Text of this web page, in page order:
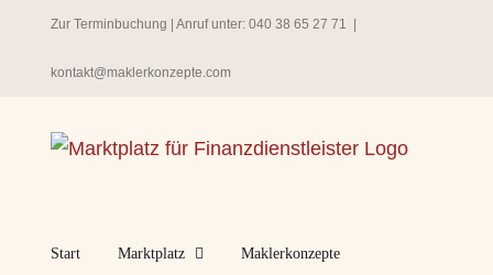
springen
Zur Terminbuchung | Anruf unter: 040 38 65 27 71
kontakt@maklerkonzepte.com
Start Marktplatz Maklerkonzepte